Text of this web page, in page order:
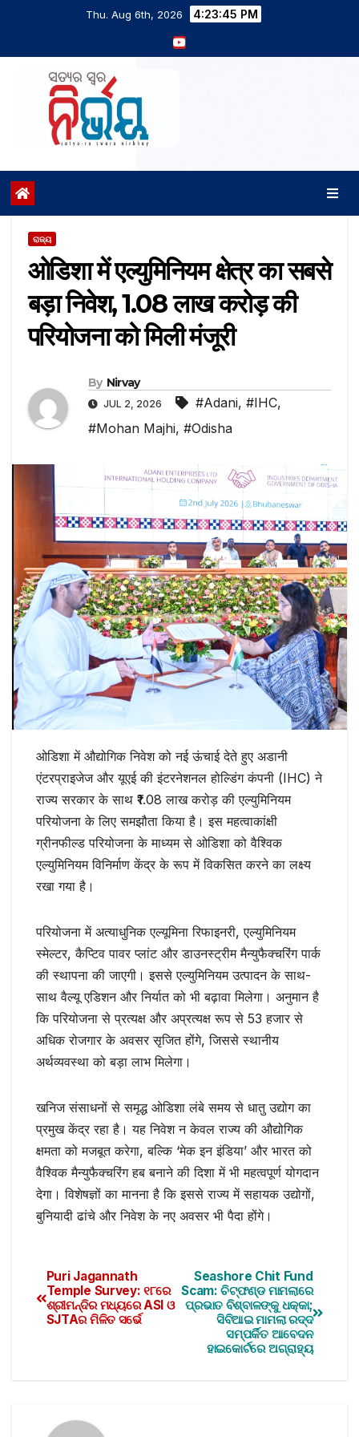
Thu. Aug 6th, 2026 4:23:46 PM
ରାଜ୍ୟ
ओडिशा में एल्युमिनियम क्षेत्र का सबसे
बड़ा निवेश, ₹1.08 लाख करोड़ की
परियोजना को मिली मंजूरी
By Nirvay
JUL 2, 2026 #Adani, #IHC,
#Mohan Majhi, #Odisha
ओडिशा में औद्योगिक निवेश को नई ऊंचाई देते हुए अडानी
एंटरप्राइजेज और यूएई की इंटरनेशनल होल्डिंग कंपनी (IHC) ने
राज्य सरकार के साथ ₹1.08 लाख करोड़ की एल्युमिनियम
परियोजना के लिए समझौता किया है। इस महत्वाकांक्षी
ग्रीनफील्ड परियोजना के माध्यम से ओडिशा को वैश्विक
एल्युमिनियम विनिर्माण केंद्र के रूप में विकसित करने का लक्ष्य
रखा गया है।
परियोजना में अत्याधुनिक एल्यूमिना रिफाइनरी, एल्युमिनियम
स्मेल्टर, कैप्टिव पावर प्लांट और डाउनस्ट्रीम मैन्युफैक्चरिंग पार्क
की स्थापना की जाएगी। इससे एल्युमिनियम उत्पादन के साथ-
साथ वैल्यू एडिशन और निर्यात को भी बढ़ावा मिलेगा। अनुमान है
कि परियोजना से प्रत्यक्ष और अप्रत्यक्ष रूप से 53 हजार से
अधिक रोजगार के अवसर सृजित होंगे, जिससे स्थानीय
अर्थव्यवस्था को बड़ा लाभ मिलेगा।
खनिज संसाधनों से समृद्ध ओडिशा लंबे समय से धातु उद्योग का
प्रमुख केंद्र रहा है। यह निवेश न केवल राज्य की औद्योगिक
क्षमता को मजबूत करेगा, बल्कि ‘मेक इन इंडिया’ और भारत को
वैश्विक मैन्युफैक्चरिंग हब बनाने की दिशा में भी महत्वपूर्ण योगदान
देगा। विशेषज्ञों का मानना है कि इससे राज्य में सहायक उद्योगों,
बुनियादी ढांचे और निवेश के नए अवसर भी पैदा होंगे।
Seashore Chit Fund
Scam: ଚିଟ୍‌ଫଣ୍ଡ ମାମଲାରେ
ପ୍ରଭାତ ବିଶ୍ବାଳଙ୍କୁ ଧକ୍କା;
ସିବିଆଇ ମାମଲା ରଦ୍ଦ
ସମ୍ପର୍କିତ ଆବେଦନ
ହାଇକୋର୍ଟରେ ଅଗ୍ରାହ୍ୟ
Puri Jagannath
Temple Survey: ୧୮ରେ
ଶ୍ରୀମନ୍ଦିର ମଧ୍ୟରେ ASI ଓ
SJTAର ମିଳିତ ସର୍ଭେ